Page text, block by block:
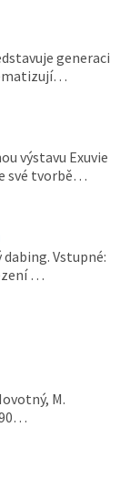
generaci
výstavu Exuvie
své tvorbě…
Vstupné:
…
M.
90…